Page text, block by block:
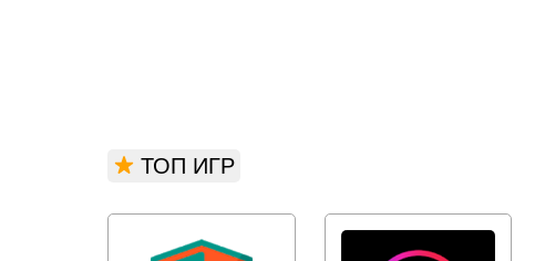
ТОП ИГР